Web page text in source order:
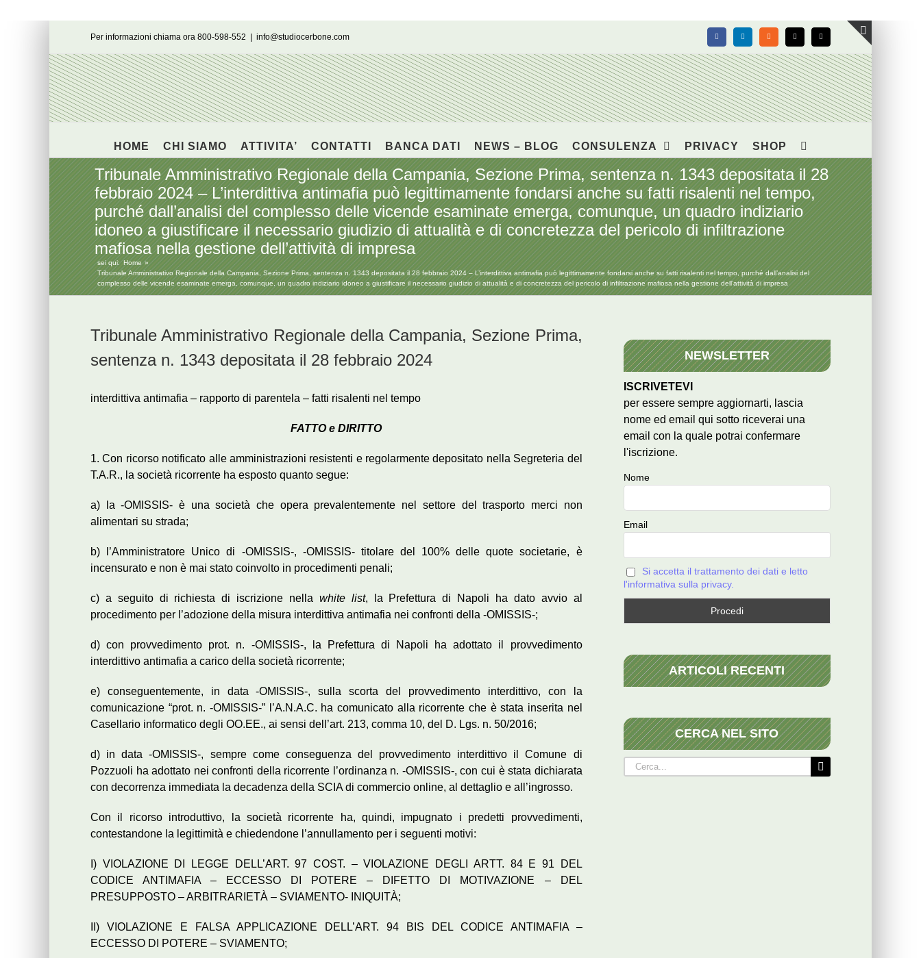
Per informazioni chiama ora 800-598-552 info@studiocerbone.com FacebookLinkedIn Rss X Email
HOME CHI SIAMO ATTIVITA’ CONTATTI BANCA DATI NEWS – BLOG CONSULENZA PRIVACY SHOP
Tribunale Amministrativo Regionale della Campania, Sezione Prima, sentenza n. 1343 depositata il 28
febbraio 2024 – L’interdittiva antimafia può legittimamente fondarsi anche su fatti risalenti nel tempo,
purché dall’analisi del complesso delle vicende esaminate emerga, comunque, un quadro indiziario
idoneo a giustificare il necessario giudizio di attualità e di concretezza del pericolo di infiltrazione
mafiosa nella gestione dell’attività di impresa
sei qui: Home
Tribunale Amministrativo Regionale della Campania, Sezione Prima, sentenza n. 1343 depositata il 28 febbraio 2024 – L’interdittiva antimafia può legittimamente fondarsi anche su fatti risalenti nel tempo, purché dall’analisi del
complesso delle vicende esaminate emerga, comunque, un quadro indiziario idoneo a giustificare il necessario giudizio di attualità e di concretezza del pericolo di infiltrazione mafiosa nella gestione dell’attività di impresa
Tribunale Amministrativo Regionale della Campania, Sezione Prima,
sentenza n. 1343 depositata il 28 febbraio 2024
interdittiva antimafia – rapporto di parentela – fatti risalenti nel tempo
FATTO e DIRITTO
1. Con ricorso notificato alle amministrazioni resistenti e regolarmente depositato nella Segreteria del
T.A.R., la società ricorrente ha esposto quanto segue:
a) la -OMISSIS- è una società che opera prevalentemente nel settore del trasporto merci non
alimentari su strada;
b) l’Amministratore Unico di -OMISSIS-, -OMISSIS- titolare del 100% delle quote societarie, è
incensurato e non è mai stato coinvolto in procedimenti penali;
c) a seguito di richiesta di iscrizione nella white list, la Prefettura di Napoli ha dato avvio al
procedimento per l’adozione della misura interdittiva antimafia nei confronti della -OMISSIS-;
d) con provvedimento prot. n. -OMISSIS-, la Prefettura di Napoli ha adottato il provvedimento
interdittivo antimafia a carico della società ricorrente;
e) conseguentemente, in data -OMISSIS-, sulla scorta del provvedimento interdittivo, con la
comunicazione “prot. n. -OMISSIS-” l’A.N.A.C. ha comunicato alla ricorrente che è stata inserita nel
Casellario informatico degli OO.EE., ai sensi dell’art. 213, comma 10, del D. Lgs. n. 50/2016;
d) in data -OMISSIS-, sempre come conseguenza del provvedimento interdittivo il Comune di
Pozzuoli ha adottato nei confronti della ricorrente l’ordinanza n. -OMISSIS-, con cui è stata dichiarata
con decorrenza immediata la decadenza della SCIA di commercio online, al dettaglio e all’ingrosso.
Con il ricorso introduttivo, la società ricorrente ha, quindi, impugnato i predetti provvedimenti,
contestandone la legittimità e chiedendone l’annullamento per i seguenti motivi:
I) VIOLAZIONE DI LEGGE DELL’ART. 97 COST. – VIOLAZIONE DEGLI ARTT. 84 E 91 DEL
CODICE ANTIMAFIA – ECCESSO DI POTERE – DIFETTO DI MOTIVAZIONE – DEL
PRESUPPOSTO – ARBITRARIETÀ – SVIAMENTO- INIQUITÀ;
II) VIOLAZIONE E FALSA APPLICAZIONE DELL’ART. 94 BIS DEL CODICE ANTIMAFIA –
ECCESSO DI POTERE – SVIAMENTO;
NEWSLETTER
ISCRIVETEVI
per essere sempre aggiornarti, lascia
nome ed email qui sotto riceverai una
email con la quale potrai confermare
l'iscrizione.
Nome
Email
Si accetta il trattamento dei dati e letto
l'informativa sulla privacy.
ARTICOLI RECENTI
CERCA NEL SITO
Cerca
per:
Toggle
area
barra
scorrevole